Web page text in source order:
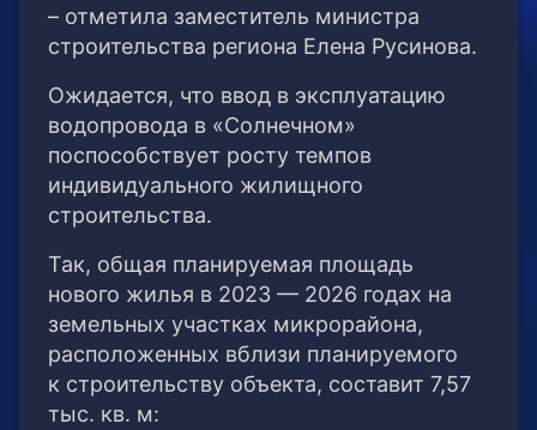
– отметила заместитель министра
строительства региона Елена Русинова.
Ожидается, что ввод в эксплуатацию
водопровода в «Солнечном»
поспособствует росту темпов
индивидуального жилищного
строительства.
Так, общая планируемая площадь
нового жилья в 2023 — 2026 годах на
земельных участках микрорайона,
расположенных вблизи планируемого
к строительству объекта, составит 7,57
тыс. кв. м: